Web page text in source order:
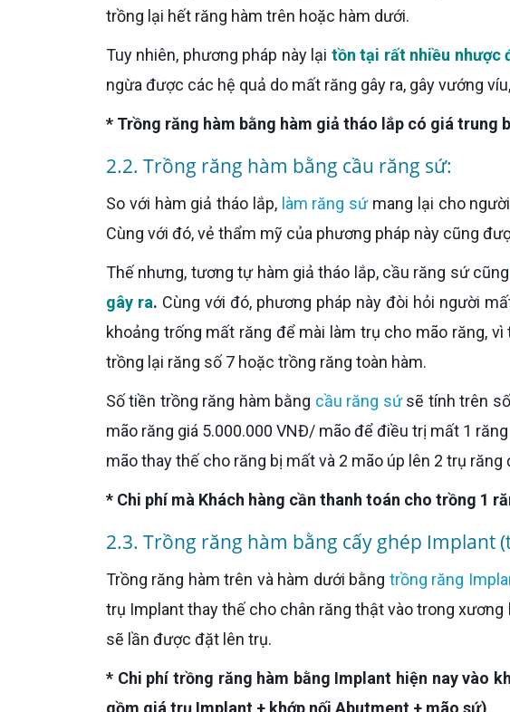
trồng lại hết răng hàm trên hoặc hàm dưới.
Tuy nhiên, phương pháp này lại tồn tại rất nhiều nhược
ngừa được các hệ quả do mất răng gây ra, gây vướng
* Trồng răng hàm bằng hàm giả tháo lắp có giá trung
2.2. Trồng răng hàm bằng cầu răng sứ:
So với hàm giả tháo lắp, làm răng sứmang lại cho
Cùng với đó, vẻ thẩm mỹ của phương pháp này cũng
Thế nhưng, tương tự hàm giả tháo lắp, cầu răng sứ cũng
gây ra. Cùng với đó, phương pháp này đòi hỏi người
khoảng trống mất răng để mài làm trụ cho mão răng,
trồng lại răng số 7 hoặc trồng răng toàn hàm.
Số tiền trồng răng hàm bằng cầu răng sứsẽ tính trên số
mão răng giá 5.000.000 VNĐ/ mão để điều trị mất 1
mão thay thế cho răng bị mất và 2 mão úp lên 2 trụ răng
* Chi phí mà Khách hàng cần thanh toán cho trồng 1
2.3. Trồng răng hàm bằng cấy ghép Implant
Trồng răng hàm trên và hàm dưới bằng trồng răng
trụ Implant thay thế cho chân răng thật vào trong
sẽ lần được đặt lên trụ.
* Chi phí trồng răng hàm bằng Implant hiện nay vào